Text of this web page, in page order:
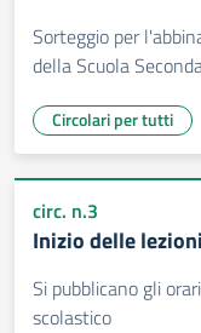
Sorteggio per
della Scuola
Circolari per tutti
circ. n.3
Inizio delle
Si pubblicano gli
scolastico